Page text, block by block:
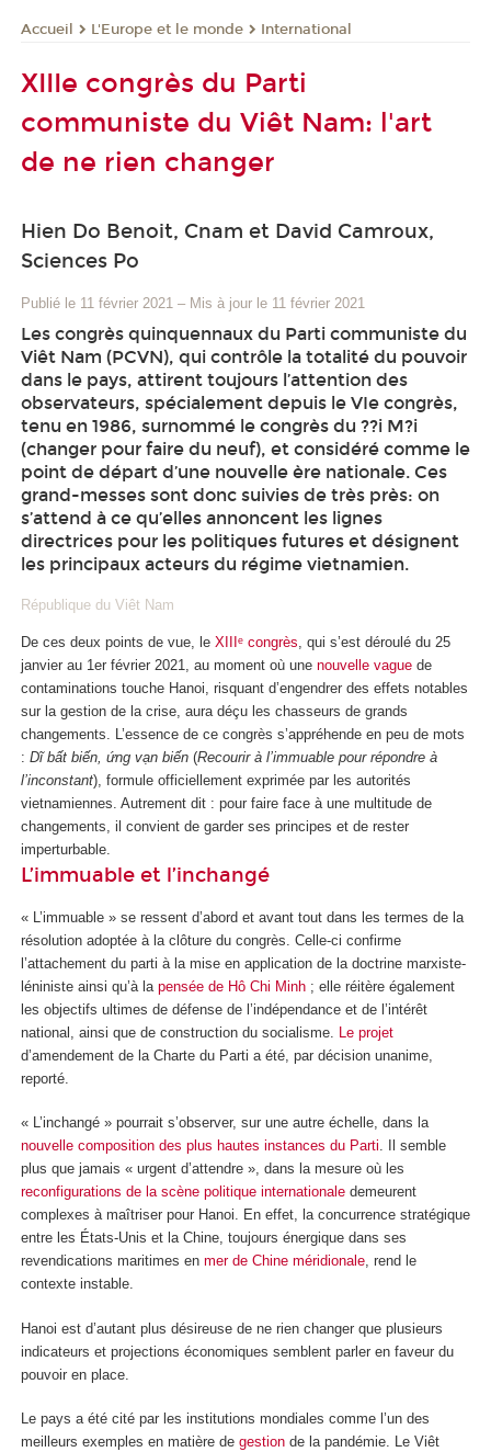
Accueil L'Europe et le monde International
XIIIe congrès du Parti
communiste du Viêt Nam: l'art
de ne rien changer
Hien Do Benoit, Cnam et David Camroux,
Sciences Po
Publié le 11 février 2021 – Mis à jour le 11 février 2021
Les congrès quinquennaux du Parti communiste du
Viêt Nam (PCVN), qui contrôle la totalité du pouvoir
dans le pays, attirent toujours l’attention des
observateurs, spécialement depuis le VIe congrès,
tenu en 1986, surnommé le congrès du ??i M?i
(changer pour faire du neuf), et considéré comme le
point de départ d’une nouvelle ère nationale. Ces
grand-messes sont donc suivies de très près: on
s’attend à ce qu’elles annoncent les lignes
directrices pour les politiques futures et désignent
les principaux acteurs du régime vietnamien.
République du Viêt Nam
De ces deux points de vue, le XIIIᵉ congrès , qui s’est déroulé du 25
janvier au 1er février 2021, au moment où une nouvelle vague de
contaminations touche Hanoi, risquant d’engendrer des effets notables
sur la gestion de la crise, aura déçu les chasseurs de grands
changements. L’essence de ce congrès s’appréhende en peu de mots
: Dĩ bất biến, ứng vạn biến (Recourir à l’immuable pour répondre à
l’inconstant), formule officiellement exprimée par les autorités
vietnamiennes. Autrement dit : pour faire face à une multitude de
changements, il convient de garder ses principes et de rester
imperturbable.
L’immuable et l’inchangé
« L’immuable » se ressent d’abord et avant tout dans les termes de la
résolution adoptée à la clôture du congrès. Celle-ci confirme
l’attachement du parti à la mise en application de la doctrine marxiste-
léniniste ainsi qu’à la pensée de Hô Chi Minh ; elle réitère également
les objectifs ultimes de défense de l’indépendance et de l’intérêt
national, ainsi que de construction du socialisme.
Le projet
d’amendement de la Charte du Parti a été, par décision unanime,
reporté.
« L’inchangé » pourrait s’observer, sur une autre échelle, dans la
nouvelle composition des plus hautes instances du Parti. Il semble
plus que jamais « urgent d’attendre », dans la mesure où les
reconfigurations de la scène politique internationale demeurent
complexes à maîtriser pour Hanoi. En effet, la concurrence stratégique
entre les États-Unis et la Chine, toujours énergique dans ses
revendications maritimes en mer de Chine méridionale, rend le
contexte instable.
Hanoi est d’autant plus désireuse de ne rien changer que plusieurs
indicateurs et projections économiques semblent parler en faveur du
pouvoir en place.
Le pays a été cité par les institutions mondiales comme l’un des
meilleurs exemples en matière de gestion de la pandémie. Le Viêt